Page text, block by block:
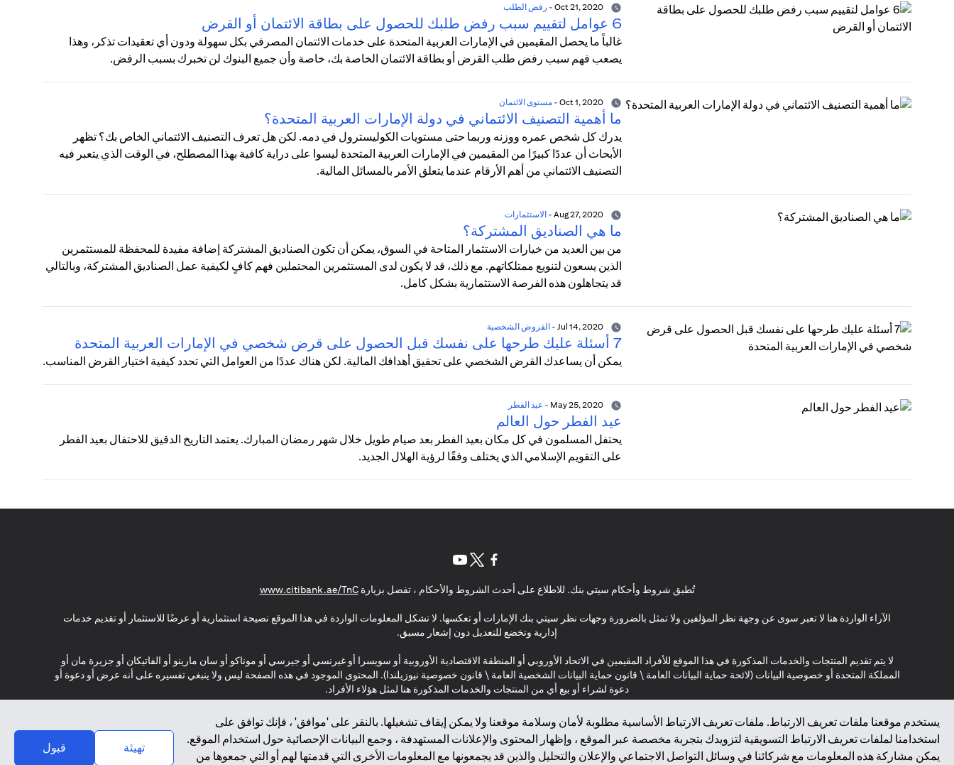
- رفض الطلب
6 عوامل لتقييم سبب رفض طلبك للحصول على بطاقة الائتمان أو القرض
غالباً ما يحصل المقيمين في الإمارات العربية المتحدة على خدمات الائتمان المصرفي بكل سهولة ودون أي تعقيدات تذكر، وهذا
يصعب فهم سبب رفض طلب القرض أو بطاقة الائتمان الخاصة بك، خاصة وأن جميع البنوك لن تخبرك بسبب الرفض.
- مستوى الائتمان
ما أهمية التصنيف الائتماني في دولة الإمارات العربية المتحدة؟
يدرك كل شخص عمره ووزنه وربما حتى مستويات الكوليسترول في دمه. لكن هل تعرف التصنيف الائتماني الخاص بك؟ تظهر
الأبحاث أن عددًا كبيرًا من المقيمين في الإمارات العربية المتحدة ليسوا على دراية كافية بهذا المصطلح، في الوقت الذي يتعبر فيه
التصنيف الائتماني من أهم الأرقام عندما يتعلق الأمر بالمسائل المالية.
- الاستثمارات
ما هي الصناديق المشتركة؟
من بين العديد من خيارات الاستثمار المتاحة في السوق، يمكن أن تكون الصناديق المشتركة إضافة مفيدة للمحفظة للمستثمرين
الذين يسعون لتنويع ممتلكاتهم. مع ذلك، قد لا يكون لدى المستثمرين المحتملين فهم كافٍ لكيفية عمل الصناديق المشتركة، وبالتالي
قد يتجاهلون هذه الفرصة الاستثمارية بشكل كامل.
- القروض الشخصية
7 أسئلة عليك طرحها على نفسك قبل الحصول على قرض شخصي في الإمارات العربية المتحدة
يمكن أن يساعدك القرض الشخصي على تحقيق أهدافك المالية. لكن هناك عددًا من العوامل التي تحدد كيفية اختيار القرض المناسب.
- عيد الفطر
عيد الفطر حول العالم
يحتفل المسلمون في كل مكان بعيد الفطر بعد صيام طويل خلال شهر رمضان المبارك. يعتمد التاريخ الدقيق للاحتفال بعيد الفطر
على التقويم الإسلامي الذي يختلف وفقًا لرؤية الهلال الجديد.
يستخدم موقعنا ملفات تعريف الارتباط. ملفات تعريف الارتباط الأساسية مطلوبة لأمان وسلامة موقعنا ولا يمكن إيقاف تشغيلها. بالنقر على 'موافق' ، فإنك توافق على
استخدامنا لملفات تعريف الارتباط التسويقية لتزويدك بتجربة مخصصة عبر الموقع ، وإظهار المحتوى والإعلانات المستهدفة ، وجمع البيانات الإحصائية حول استخدام الموقع.
يمكن مشاركة هذه المعلومات مع شركائنا في وسائل التواصل الاجتماعي والإعلان والتحليل والذين قد يجمعونها مع المعلومات الأخرى التي قدمتها لهم أو التي جمعوها من
تهيئة قبول
تُطبق شروط وأحكام سيتي بنك. للاطلاع على أحدث الشروط والأحكام ، تفضل بزيارةwww.citibank.ae/TnC
(opens in a new tab)
الآراء الواردة هنا لا تعبر سوى عن وجهة نظر المؤلفين ولا تمثل بالضرورة وجهات نظر سيتي بنك الإمارات أو تعكسها. لا تشكل المعلومات الواردة في هذا الموقع نصيحة استثمارية أو عرضًا للاستثمار أو تقديم خدمات
إدارية وتخضع للتعديل دون إشعار مسبق.
لا يتم تقديم المنتجات والخدمات المذكورة في هذا الموقع للأفراد المقيمين في الاتحاد الأوروبي أو المنطقة الاقتصادية الأوروبية أو سويسرا أو غيرنسي أو جيرسي أو موناكو أو سان مارينو أو الفاتيكان أو جزيرة مان أو
المملكة المتحدة أو خصوصية البيانات (لائحة حماية البيانات العامة \ قانون حماية البيانات الشخصية العامة \ قانون خصوصية نيوزيلندا). المحتوى الموجود في هذه الصفحة ليس ولا ينبغي تفسيره على أنه عرض أو دعوة أو
دعوة لشراء أو بيع أي من المنتجات والخدمات المذكورة هنا لمثل هؤلاء الأفراد.
*GDPR – اللائحة العامة لحماية البيانات؛ * LGPD – Lei Geral de Proteção de Dados Pessoais ; *NZPA – قانون الخصوصية النيوزيلندي
2025 citibank.ae